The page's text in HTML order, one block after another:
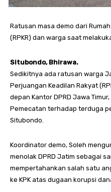
Ratusan masa demo dari
(RPKR) dan warga saat
Situbondo, Bhirawa.
Sedikitnya ada ratusan warga
Perjuangan Keadilan Rakyat
depan Kantor DPRD Jawa
Pemecatan terhadap terduga
Situbondo.
Koordinator demo, Soleh
menolak DPRD Jatim sebagai
mempertahankan salah satu
ke KPK atas dugaan korupsi